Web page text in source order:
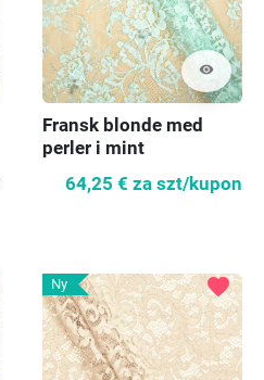
visibility
Fransk blonde med
perler i mint
64,25 € za szt/kupon
Ny favorite